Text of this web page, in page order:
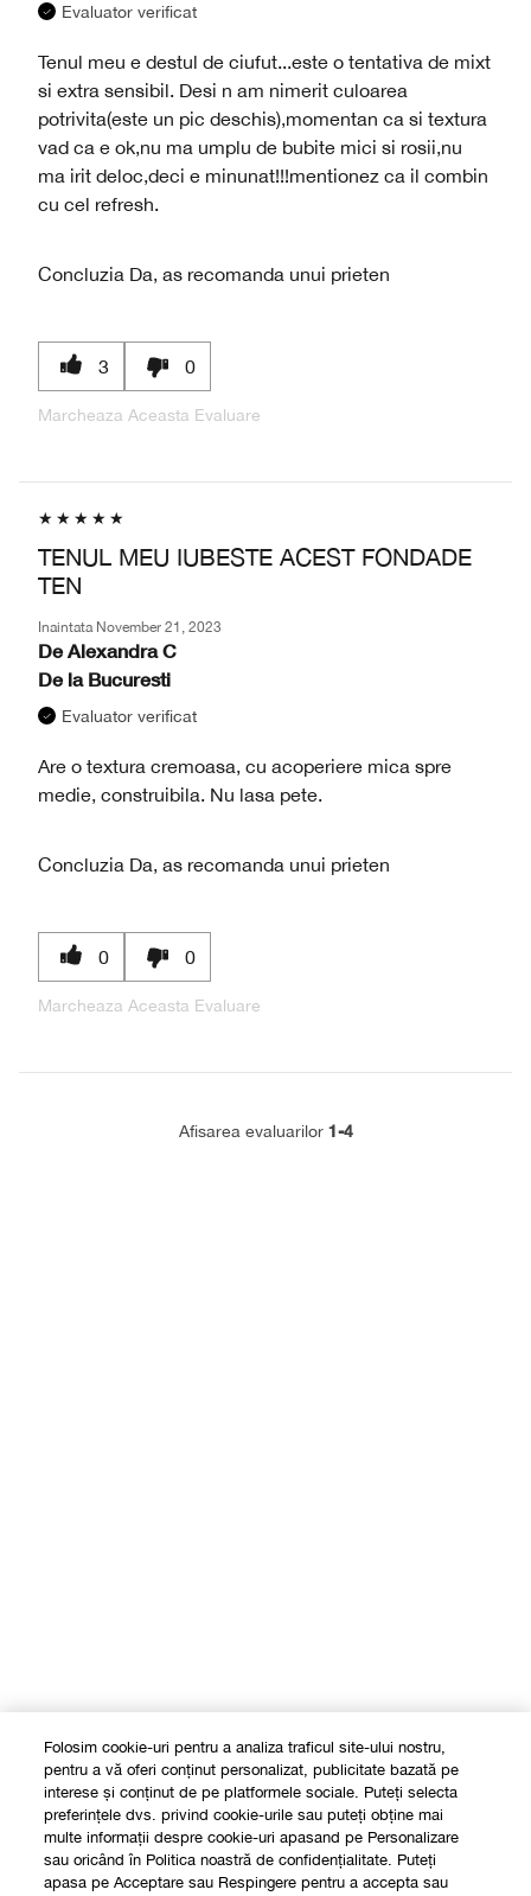
Evaluator verificat
Tenul meu e destul de ciufut...este o tentativa de mixt
si extra sensibil. Desi n am nimerit culoarea
potrivita(este un pic deschis),momentan ca si textura
vad ca e ok,nu ma umplu de bubite mici si rosii,nu
ma irit deloc,deci e minunat!!!mentionez ca il combin
cu cel refresh.
Concluzia Da, as recomanda unui prieten
3 0
Marcheaza Aceasta Evaluare
TENUL MEU IUBESTE ACEST FONDADE
TEN
Inaintata November 21, 2023
De Alexandra C
De la Bucuresti
Evaluator verificat
Are o textura cremoasa, cu acoperiere mica spre
medie, construibila. Nu lasa pete.
Concluzia Da, as recomanda unui prieten
0 0
Marcheaza Aceasta Evaluare
Afisarea evaluarilor 1-4
Shop
Folosim cookie-uri pentru a analiza traficul site-ului nostru,
pentru a vă oferi conținut personalizat, publicitate bazată pe
interese și conținut de pe platformele sociale. Puteți selecta
preferințele dvs. privind cookie-urile sau puteți obține mai
multe informații despre cookie-uri apasand pe Personalizare
sau oricând în Politica noastră de confidențialitate. Puteți
apasa pe Acceptare sau Respingere pentru a accepta sau